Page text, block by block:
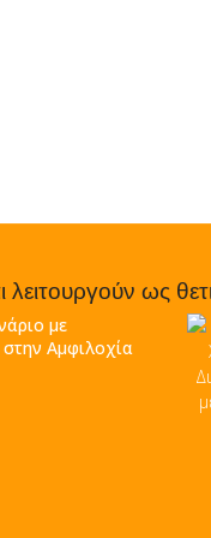
ως
με
στην Αμφιλοχία